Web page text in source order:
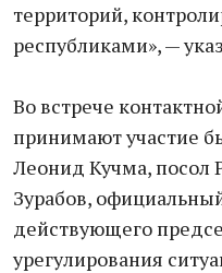
территорий,
республиками», —
Во встрече
принимают участие
Леонид Кучма, посол
Зурабов,
действующего
урегулирования